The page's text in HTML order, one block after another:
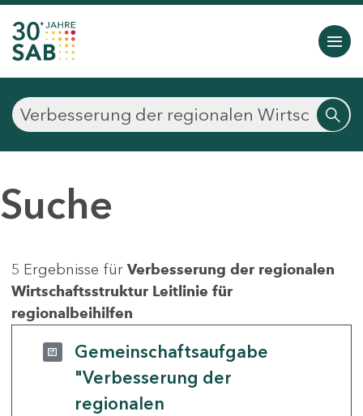
Suche
5 Ergebnisse für Verbesserung der regionalen
Wirtschaftsstruktur Leitlinie für
regionalbeihilfen
Gemeinschaftsaufgabe
"Verbesserung der
regionalen